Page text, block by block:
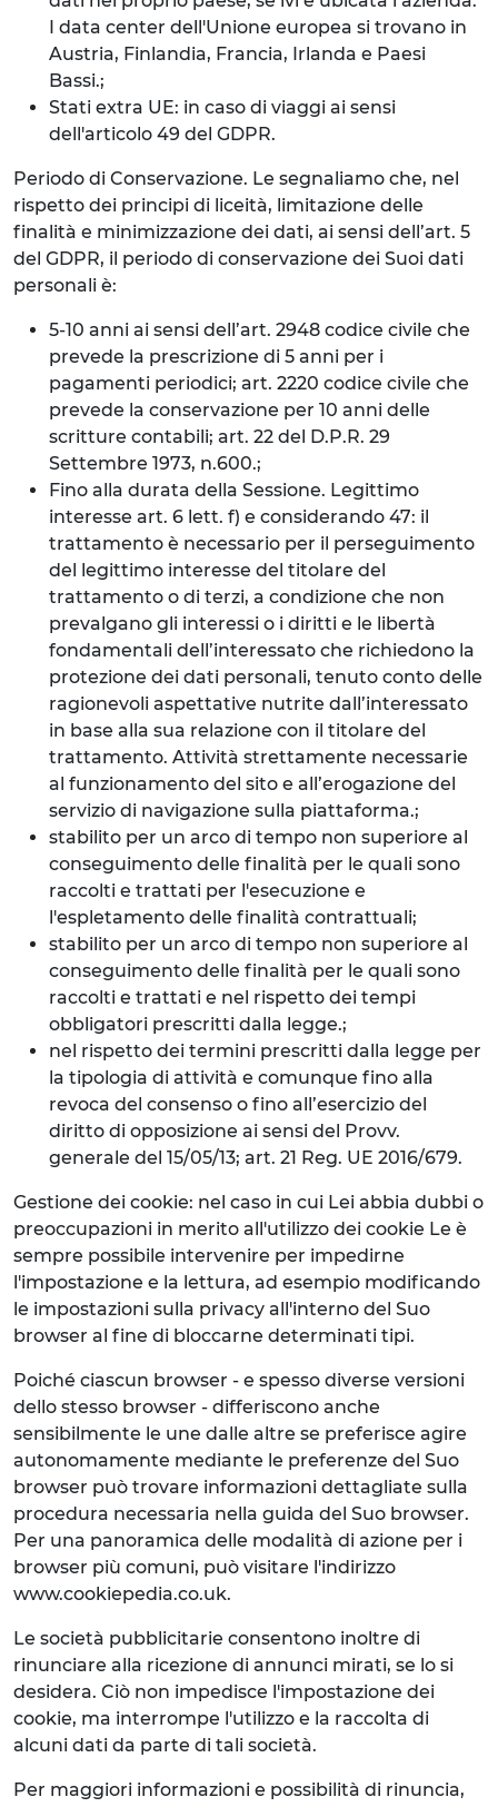
I data center dell'Unione europea si trovano in
Austria, Finlandia, Francia, Irlanda e Paesi
Bassi.;
Stati extra UE: in caso di viaggi ai sensi
dell'articolo 49 del GDPR.
Periodo di Conservazione. Le segnaliamo che, nel
rispetto dei principi di liceità, limitazione delle
finalità e minimizzazione dei dati, ai sensi dell’art. 5
del GDPR, il periodo di conservazione dei Suoi dati
personali è:
5-10 anni ai sensi dell’art. 2948 codice civile che
prevede la prescrizione di 5 anni per i
pagamenti periodici; art. 2220 codice civile che
prevede la conservazione per 10 anni delle
scritture contabili; art. 22 del D.P.R. 29
Settembre 1973, n.600.;
Fino alla durata della Sessione. Legittimo
interesse art. 6 lett. f) e considerando 47: il
trattamento è necessario per il perseguimento
del legittimo interesse del titolare del
trattamento o di terzi, a condizione che non
prevalgano gli interessi o i diritti e le libertà
fondamentali dell’interessato che richiedono la
protezione dei dati personali, tenuto conto delle
ragionevoli aspettative nutrite dall’interessato
in base alla sua relazione con il titolare del
trattamento. Attività strettamente necessarie
al funzionamento del sito e all’erogazione del
servizio di navigazione sulla piattaforma.;
stabilito per un arco di tempo non superiore al
conseguimento delle finalità per le quali sono
raccolti e trattati per l'esecuzione e
l'espletamento delle finalità contrattuali;
stabilito per un arco di tempo non superiore al
conseguimento delle finalità per le quali sono
raccolti e trattati e nel rispetto dei tempi
obbligatori prescritti dalla legge.;
nel rispetto dei termini prescritti dalla legge per
la tipologia di attività e comunque fino alla
revoca del consenso o fino all’esercizio del
diritto di opposizione ai sensi del Provv.
generale del 15/05/13; art. 21 Reg. UE 2016/679.
Gestione dei cookie: nel caso in cui Lei abbia dubbi o
preoccupazioni in merito all'utilizzo dei cookie Le è
sempre possibile intervenire per impedirne
l'impostazione e la lettura, ad esempio modificando
le impostazioni sulla privacy all'interno del Suo
browser al fine di bloccarne determinati tipi.
Poiché ciascun browser - e spesso diverse versioni
dello stesso browser - differiscono anche
sensibilmente le une dalle altre se preferisce agire
autonomamente mediante le preferenze del Suo
browser può trovare informazioni dettagliate sulla
procedura necessaria nella guida del Suo browser.
Per una panoramica delle modalità di azione per i
browser più comuni, può visitare l'indirizzo
www.cookiepedia.co.uk.
Le società pubblicitarie consentono inoltre di
rinunciare alla ricezione di annunci mirati, se lo si
desidera. Ciò non impedisce l'impostazione dei
cookie, ma interrompe l'utilizzo e la raccolta di
alcuni dati da parte di tali società.
Per maggiori informazioni e possibilità di rinuncia,